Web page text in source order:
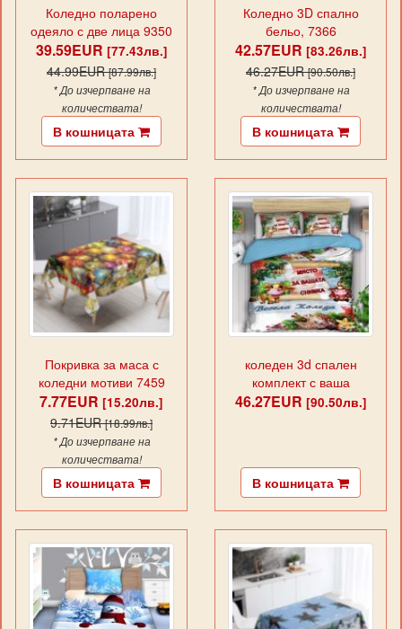
Коледно поларено
одеяло с две лица 9350
39.59EUR [77.43лв.]
44.99EUR[87.99лв.]
* До изчерпване на
количествата!
В кошницата
Коледно 3D спално
бельо, 7366
42.57EUR [83.26лв.]
46.27EUR[90.50лв.]
* До изчерпване на
количествата!
В кошницата
Покривка за маса с
коледни мотиви 7459
7.77EUR [15.20лв.]
9.71EUR[18.99лв.]
* До изчерпване на
количествата!
В кошницата
коледен 3d спален
комплект с ваша
снимка, 9402
46.27EUR [90.50лв.]
В кошницата